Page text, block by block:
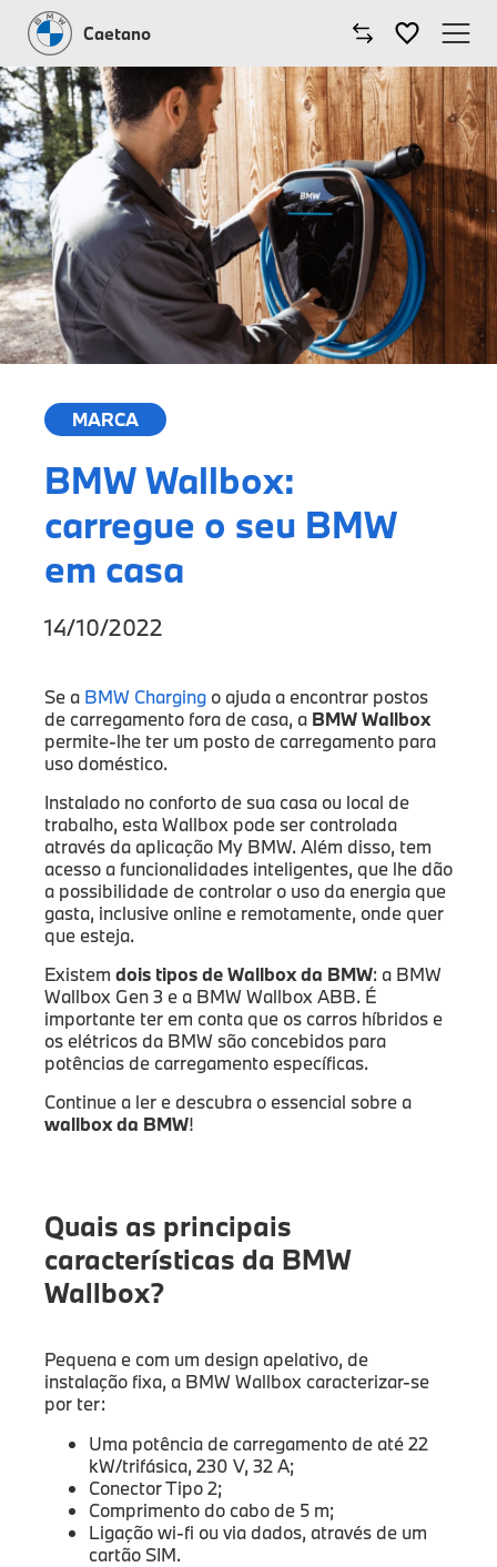
Caetano
Caetano
Comprar BMW
Modelos BMW
Oficinas
Campanhas
MARCA
BMW Wallbox:
carregue o seu BMW
em casa
14/10/2022
Se a BMW Charging o ajuda a encontrar postos
de carregamento fora de casa, a BMW Wallbox
permite-lhe ter um posto de carregamento para
uso doméstico.
Instalado no conforto de sua casa ou local de
trabalho, esta Wallbox pode ser controlada
através da aplicação My BMW. Além disso, tem
acesso a funcionalidades inteligentes, que lhe dão
a possibilidade de controlar o uso da energia que
gasta, inclusive online e remotamente, onde quer
que esteja.
Existem dois tipos de Wallbox da BMW: a BMW
Wallbox Gen 3 e a BMW Wallbox ABB. É
importante ter em conta que os carros híbridos e
os elétricos da BMW são concebidos para
potências de carregamento específicas.
Continue a ler e descubra o essencial sobre a
wallbox da BMW!
Quais as principais
características da BMW
Wallbox?
Pequena e com um design apelativo, de
instalação fixa, a BMW Wallbox caracterizar-se
por ter:
Uma potência de carregamento de até 22
kW/trifásica, 230 V, 32 A;
Conector Tipo 2;
Comprimento do cabo de 5 m;
Ligação wi-fi ou via dados, através de um
cartão SIM.